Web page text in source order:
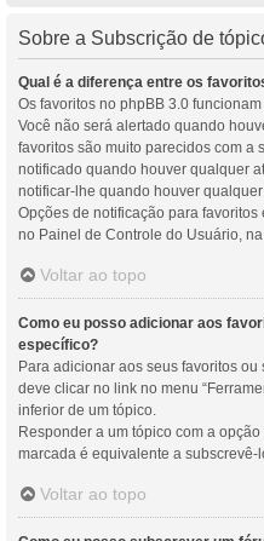
Sobre a Subscrição de
Qual é a diferença entre os
Os favoritos no phpBB 3.0
Você não será alertado quando
favoritos são muito parecidos com a
notificado quando houver qualquer
notificar-lhe quando houver
Opções de notificação para
no Painel de Controle do Usuário, na
Voltar ao topo
Como eu posso adicionar aos
específico?
Para adicionar aos seus favoritos
deve clicar no link no menu
inferior de um tópico.
Responder a um tópico com a
marcada é equivalente a subscrevê-
Voltar ao topo